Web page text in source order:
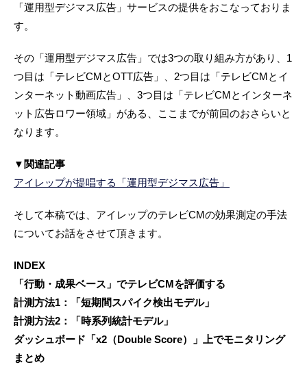
「運用型デジマス広告」サービスの提供をおこなっておりま
す。
その「運用型デジマス広告」では3つの取り組み方があり、1
つ目は「テレビCMとOTT広告」、2つ目は「テレビCMとイ
ンターネット動画広告」、3つ目は「テレビCMとインターネ
ット広告ロワー領域」がある、ここまでが前回のおさらいと
なります。
▼関連記事
アイレップが提唱する「運用型デジマス広告」
そして本稿では、アイレップのテレビCMの効果測定の手法
についてお話をさせて頂きます。
INDEX
「行動・成果ベース」でテレビCMを評価する
計測方法1：「短期間スパイク検出モデル」
計測方法2：「時系列統計モデル」
ダッシュボード「x2（Double Score）」上でモニタリング
まとめ